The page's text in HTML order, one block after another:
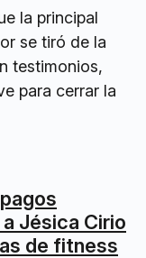
la principal
se tiró de la
testimonios,
para cerrar la
Jésica Cirio
de fitness